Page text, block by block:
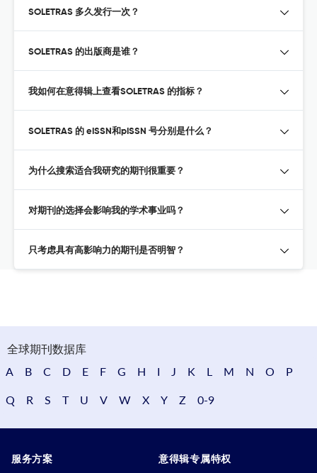
SOLETRAS 多久发行一次？
SOLETRAS 的出版商是谁？
我如何在意得辑上查看SOLETRAS 的指标？
SOLETRAS 的 eISSN和pISSN 号分别是什么？
为什么搜索适合我研究的期刊很重要？
对期刊的选择会影响我的学术事业吗？
只考虑具有高影响力的期刊是否明智？
全球期刊数据库
A
B C D E F G H I J K L M N O P
Q R S T U V W X Y Z 0-9